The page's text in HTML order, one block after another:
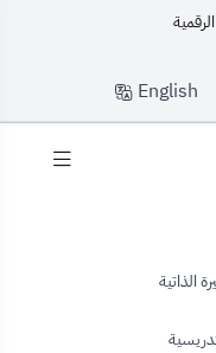
English
الذاتية